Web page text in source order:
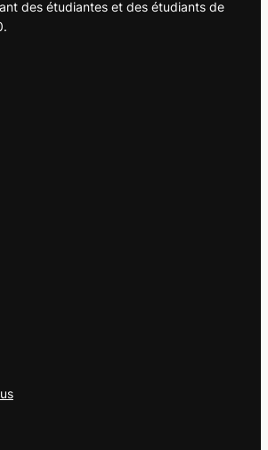
des étudiantes et des étudiants de